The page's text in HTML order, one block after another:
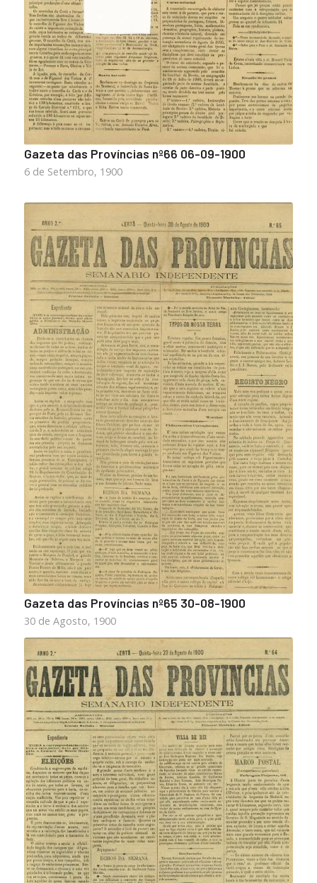
Gazeta das Províncias nº66 06-09-1900
6 de Setembro, 1900
Gazeta das Províncias nº65 30-08-1900
30 de Agosto, 1900